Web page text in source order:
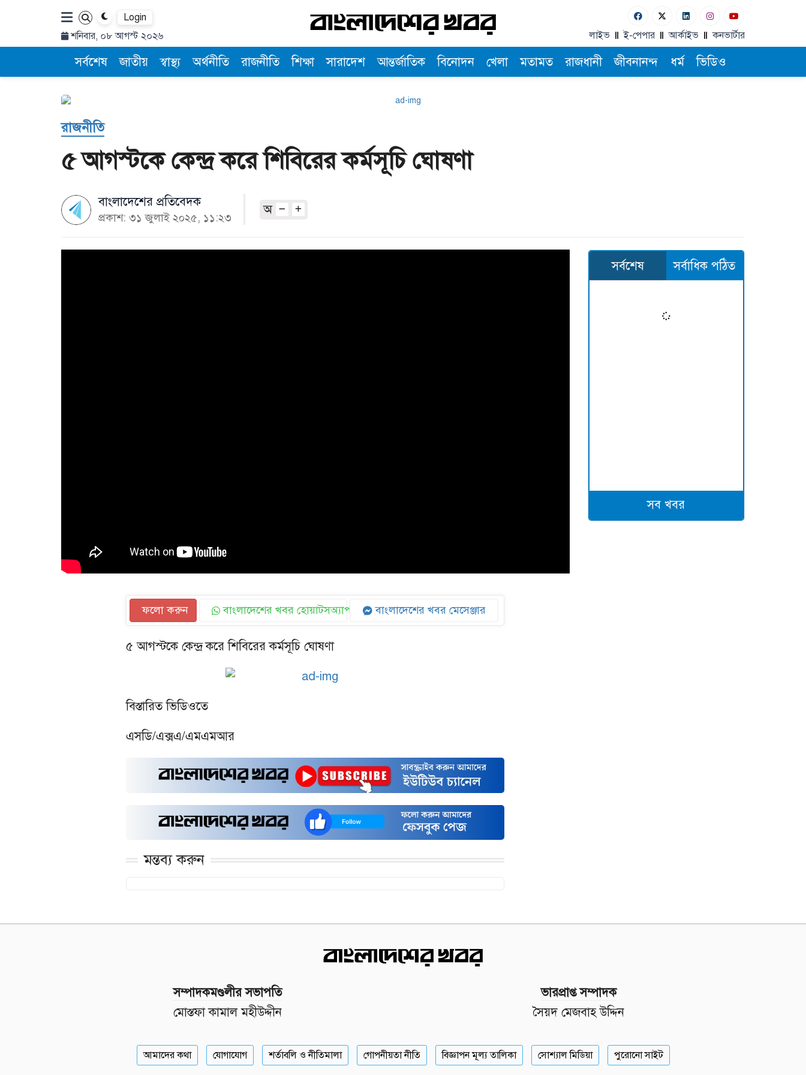
Login
শনিবার, ০৮ আগস্ট ২০২৬
লাইভ ই-পেপার আর্কাইভ কনভার্টার
সর্বশেষ জাতীয় স্বাস্থ্য অর্থনীতি রাজনীতি শিক্ষা সারাদেশ আন্তর্জাতিক বিনোদন খেলা মতামত রাজধানী জীবনানন্দ ধর্ম ভিডিও
রাজনীতি
৫ আগস্টকে কেন্দ্র করে শিবিরের কর্মসূচি ঘোষণা
বাংলাদেশের প্রতিবেদক
প্রকাশ: ৩১ জুলাই ২০২৫, ১১:২৩
অ
ফলো করুন বাংলাদেশের খবর হোয়াটসঅ্যাপ বাংলাদেশের খবর মেসেঞ্জার
৫ আগস্টকে কেন্দ্র করে শিবিরের কর্মসূচি ঘোষণা
বিস্তারিত ভিডিওতে
এসডি/এক্সএ/এমএমআর
মন্তব্য করুন
সর্বশেষ সর্বাধিক পঠিত
সব খবর
সম্পাদকমণ্ডলীর সভাপতি
মোস্তফা কামাল মহীউদ্দীন
ভারপ্রাপ্ত সম্পাদক
সৈয়দ মেজবাহ উদ্দিন
আমাদের কথা যোগাযোগ শর্তাবলি ও নীতিমালা গোপনীয়তা নীতি বিজ্ঞাপন মূল্য তালিকা সোশ্যাল মিডিয়া পুরোনো সাইট